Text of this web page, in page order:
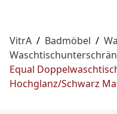
VitrA / Badmöbel /
Equal
Hochglanz/Schwarz